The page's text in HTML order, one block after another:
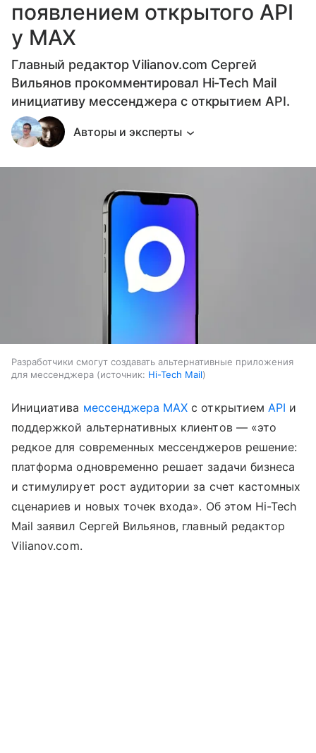
появлением открытого API
у МАХ
Главный редактор Vilianov.com Сергей
Вильянов прокомментировал Hi-Tech Mail
инициативу мессенджера с открытием API.
Авторы и эксперты
Разработчики смогут создавать альтернативные приложения
для мессенджера
источник: Hi-Tech Mail
Инициатива мессенджера MAX с открытием API и
поддержкой альтернативных клиентов — «это
редкое для современных мессенджеров решение:
платформа одновременно решает задачи бизнеса
и стимулирует рост аудитории за счет кастомных
сценариев и новых точек входа». Об этом Hi-Tech
Mail заявил Сергей Вильянов, главный редактор
Vilianov.com.